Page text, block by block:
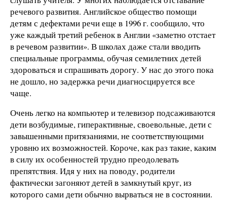
речевого развития. Английское общество помощи
детям с дефектами речи еще в 1996 г. сообщило, что
уже каждый третий ребенок в Англии «заметно отстает
в речевом развитии». В школах даже стали вводить
специальные программы, обучая семилетних детей
здороваться и спрашивать дорогу. У нас до этого пока
не дошло, но задержка речи диагносцируется все
чаще.
Очень легко на компьютер и телевизор подсаживаются
дети возбудимые, гиперактивные, своевольные, дети с
завышенными притязаниями, не соответствующими
уровню их возможностей. Короче, как раз такие, каким
в силу их особенностей трудно преодолевать
препятствия. Идя у них на поводу, родители
фактически загоняют детей в замкнутый круг, из
которого сами дети обычно вырваться не в состоянии.